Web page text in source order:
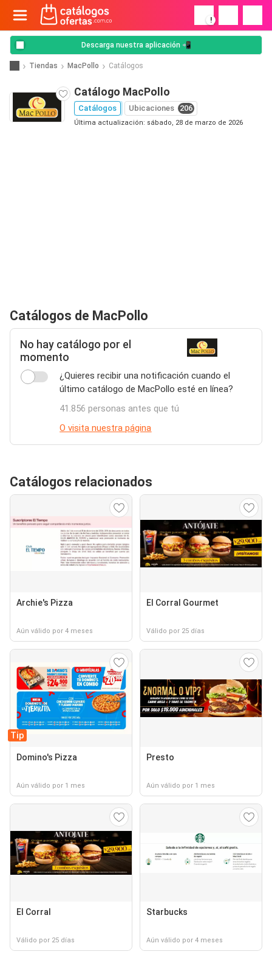
!
Descarga nuestra aplicación 📲
Tiendas MacPollo Catálogos
Catálogo MacPollo
Catálogos Ubicaciones 206
Última actualización: sábado, 28 de marzo de 2026
Catálogos de MacPollo
No hay catálogo por el
momento
¿Quieres recibir una notificación cuando el
último catálogo de MacPollo esté en línea?
41.856 personas antes que tú
O visita nuestra página
Catálogos relacionados
Archie's Pizza
Aún válido por 4 meses
El Corral Gourmet
Válido por 25 días
Tip
Domino's Pizza
Aún válido por 1 mes
Presto
Aún válido por 1 mes
El Corral
Válido por 25 días
Starbucks
Aún válido por 4 meses